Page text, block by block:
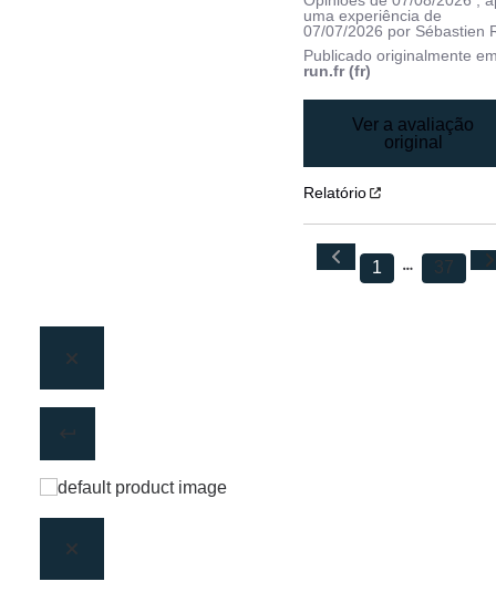
uma experiência de
07/07/2026 por Sébastien
Publicado originalmente
run.fr (fr)
Ver a avaliação
original
Relatório
1 37